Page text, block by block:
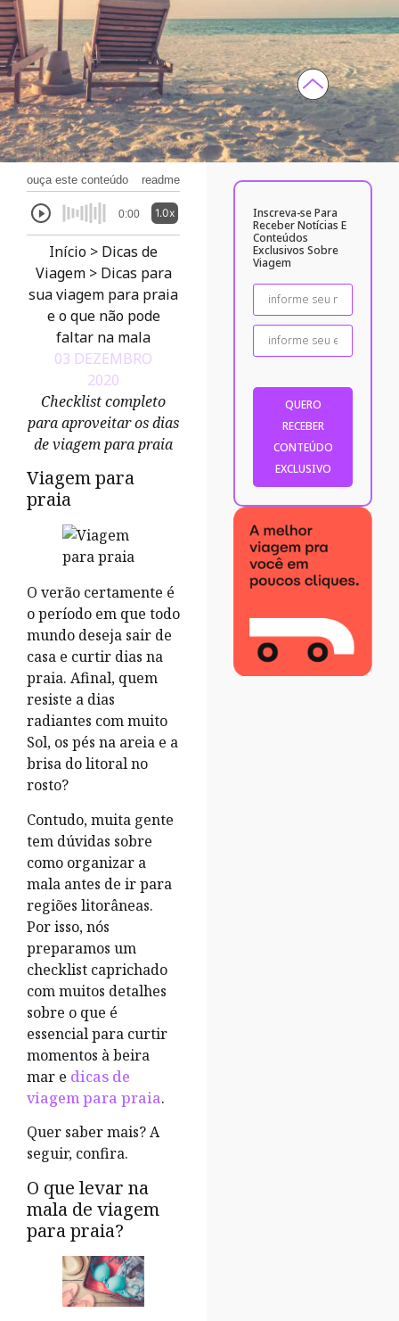
ouça este conteúdo readme
0:00 1.0x
Início > Dicas de
Viagem> Dicas para
sua viagem para praia
e o que não pode
faltar na mala
03 DEZEMBRO
2020
Checklist completo
para aproveitar os dias
de viagem para praia
Viagem para
praia
O verão certamente é
o período em que todo
mundo deseja sair de
casa e curtir dias na
praia. Afinal, quem
resiste a dias
radiantes com muito
Sol, os pés na areia e a
brisa do litoral no
rosto?
Contudo, muita gente
tem dúvidas sobre
como organizar a
mala antes de ir para
regiões litorâneas.
Por isso, nós
preparamos um
checklist caprichado
com muitos detalhes
sobre o que é
essencial para curtir
momentos à beira
mar e dicas de
viagem para praia.
Quer saber mais? A
seguir, confira.
O que levar na
mala de viagem
para praia?
Inscreva-se Para
Receber Notícias E
Conteúdos
Exclusivos Sobre
Viagem